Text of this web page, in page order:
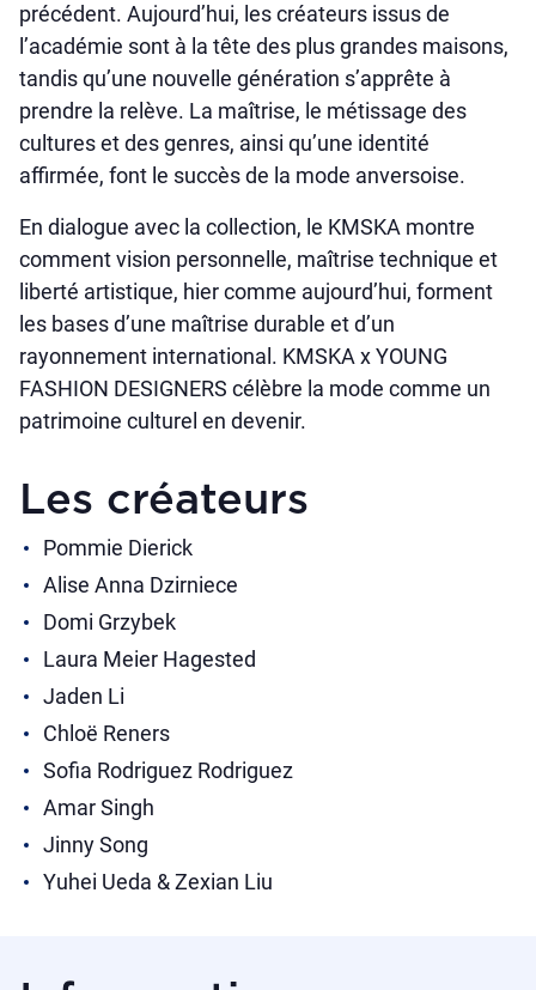
précédent. Aujourd’hui, les créateurs issus de
l’académie sont à la tête des plus grandes maisons,
tandis qu’une nouvelle génération s’apprête à
prendre la relève. La maîtrise, le métissage des
cultures et des genres, ainsi qu’une identité
affirmée, font le succès de la mode anversoise.
En dialogue avec la collection, le KMSKA montre
comment vision personnelle, maîtrise technique et
liberté artistique, hier comme aujourd’hui, forment
les bases d’une maîtrise durable et d’un
rayonnement international. KMSKA x YOUNG
FASHION DESIGNERS célèbre la mode comme un
patrimoine culturel en devenir.
Les créateurs
Pommie Dierick
Alise Anna Dzirniece
Domi Grzybek
Laura Meier Hagested
Jaden Li
Chloë Reners
Sofia Rodriguez Rodriguez
Amar Singh
Jinny Song
Yuhei Ueda & Zexian Liu